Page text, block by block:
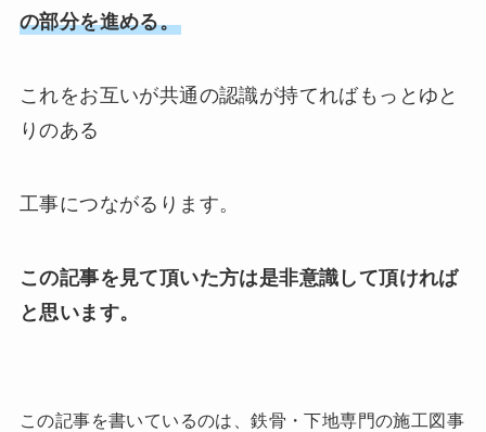
の部分を進める。
これをお互いが共通の認識が持てればもっとゆと
りのある
工事につながるります。
この記事を見て頂いた方は是非意識して頂ければ
と思います。
この記事を書いているのは、鉄骨・下地専門の施工図事